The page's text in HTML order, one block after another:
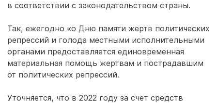
в соответствии с законодательством страны.
Так, ежегодно ко Дню памяти жертв политических
репрессий и голода местными исполнительными
органами предоставляется единовременная
материальная помощь жертвам и пострадавшим
от политических репрессий.
Уточняется, что в 2022 году за счет средств